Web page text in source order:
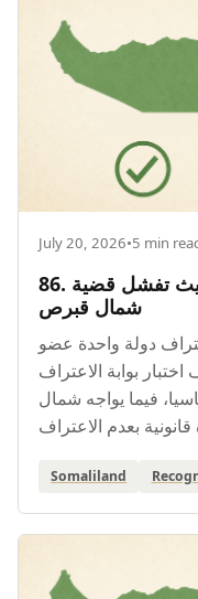
July 20, 2026•5 min
86. لماذا تنجح قضية صوماليلاند حيث تفشل قضية
شمال قبرص
دولة واحدة عضو
بوابة الاعتراف
فيما يواجه شمال
Somaliland